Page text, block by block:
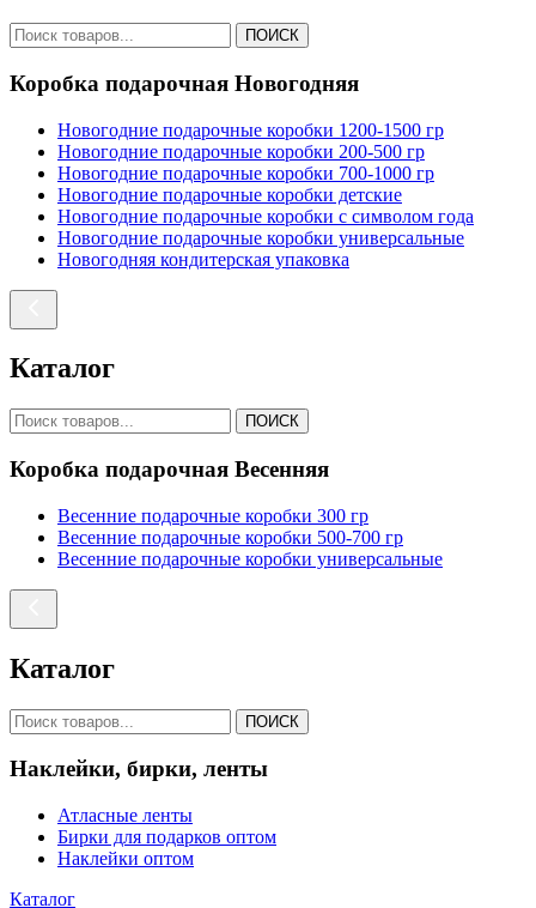
ПОИСК
Коробка подарочная Новогодняя
Новогодние подарочные коробки 1200-1500 гр
Новогодние подарочные коробки 200-500 гр
Новогодние подарочные коробки 700-1000 гр
Новогодние подарочные коробки детские
Новогодние подарочные коробки с символом года
Новогодние подарочные коробки универсальные
Новогодняя кондитерская упаковка
Каталог
ПОИСК
Коробка подарочная Весенняя
Весенние подарочные коробки 300 гр
Весенние подарочные коробки 500-700 гр
Весенние подарочные коробки универсальные
Каталог
ПОИСК
Наклейки, бирки, ленты
Атласные ленты
Бирки для подарков оптом
Наклейки оптом
Каталог